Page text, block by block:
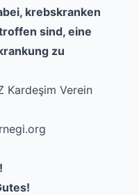
krebskranken
sind, eine
zu
Kardeşim Verein